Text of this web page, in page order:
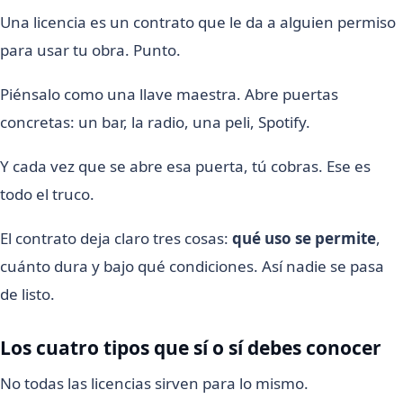
Una licencia es un contrato que le da a alguien permiso
para usar tu obra. Punto.
Piénsalo como una llave maestra. Abre puertas
concretas: un bar, la radio, una peli, Spotify.
Y cada vez que se abre esa puerta, tú cobras. Ese es
todo el truco.
El contrato deja claro tres cosas: qué uso se permite,
cuánto dura y bajo qué condiciones. Así nadie se pasa
de listo.
Los cuatro tipos que sí o sí debes conocer
No todas las licencias sirven para lo mismo.